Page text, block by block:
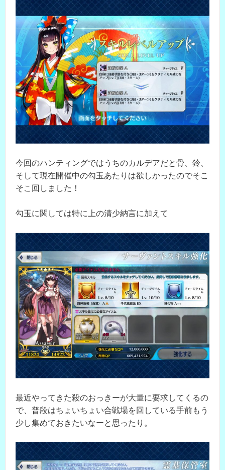
今回のハンティングではうちのカルデアだと骨、鈴、
そして現在開催中の勾玉あたりは欲しかったのでそこ
そこ回しました！
勾玉に関しては特に上の清少納言に加えて
最近やってきた殺のおっきーが大量に要求してくるの
で、普段はちょいちょい合戦場を回している手前もう
少し集めておきたいなーと思ったり。